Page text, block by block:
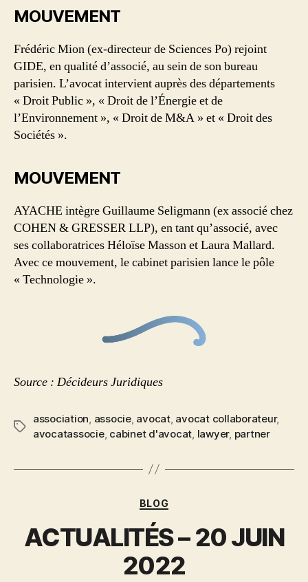
MOUVEMENT
Frédéric Mion (ex-directeur de Sciences Po) rejoint
GIDE, en qualité d’associé, au sein de son bureau
parisien. L’avocat intervient auprès des départements
« Droit Public », « Droit de l’Énergie et de
l’Environnement », « Droit de M&A » et « Droit des
Sociétés ».
MOUVEMENT
AYACHE intègre Guillaume Seligmann (ex associé chez
COHEN & GRESSER LLP), en tant qu’associé, avec
ses collaboratrices Héloïse Masson et Laura Mallard.
Avec ce mouvement, le cabinet parisien lance le pôle
« Technologie ».
Source : Décideurs Juridiques
association, associe, avocat, avocat collaborateur,
avocatassocie, cabinet d'avocat, lawyer, partner
BLOG
ACTUALITÉS – 20 JUIN
2022